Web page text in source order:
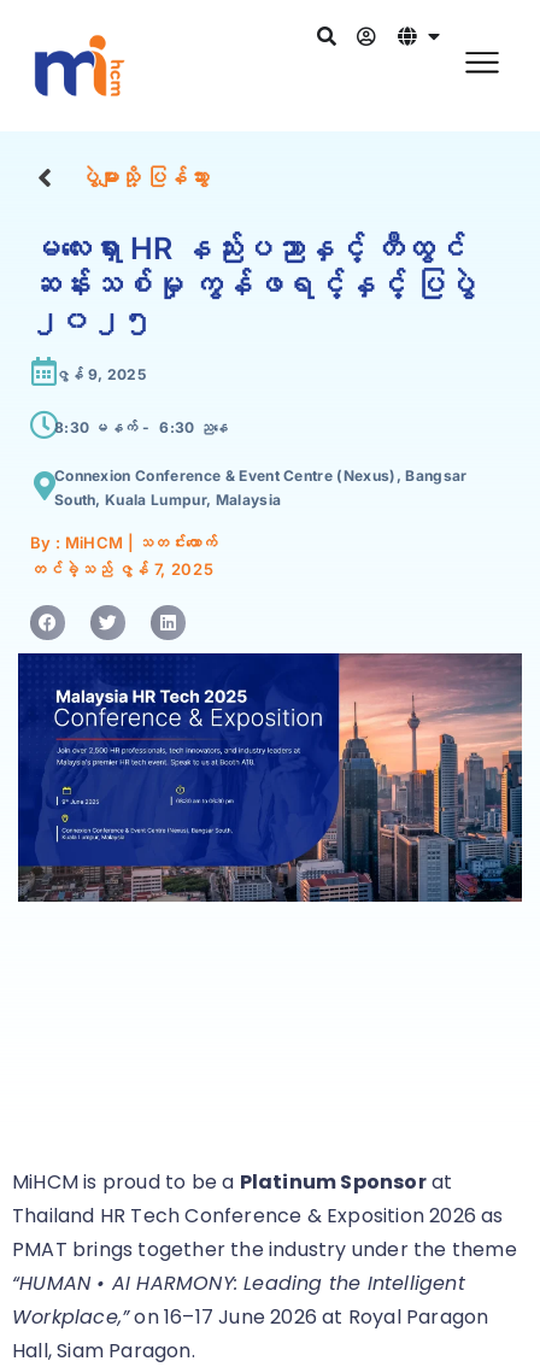
ပွဲများသို့ ပြန်သွား
မလေးရှား HR နည်းပညာနှင့် တီထွင်
ဆန်းသစ်မှု ကွန်ဖရင့်နှင့် ပြပွဲ
၂၀၂၅
ဇွန် 9, 2025
8:30 မနက် - 6:30 ညနေ
Connexion Conference & Event Centre (Nexus), Bangsar
South, Kuala Lumpur, Malaysia
By : MiHCM | သတင်းထောက်
တင်ခဲ့သည် ဇွန် 7, 2025
MiHCM is proud to be a Platinum Sponsorat
Thailand HR Tech Conference & Exposition 2026 as
PMAT brings together the industry under the theme
“HUMAN • AI HARMONY: Leading the Intelligent
Workplace,”on 16–17 June 2026 at Royal Paragon
Hall, Siam Paragon.